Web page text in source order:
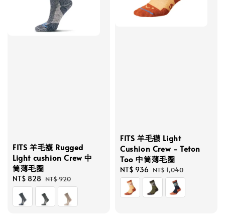
FITS 羊毛襪 Rugged
Light cushion Crew 中
筒薄毛圈
Sale
price
NT$ 828 Regular
price
NT$ 920
FITS 羊毛襪 Light
Cushion Crew - Teton
Too 中筒薄毛圈
Sale
price
NT$ 936 Regular
price
NT$ 1,040